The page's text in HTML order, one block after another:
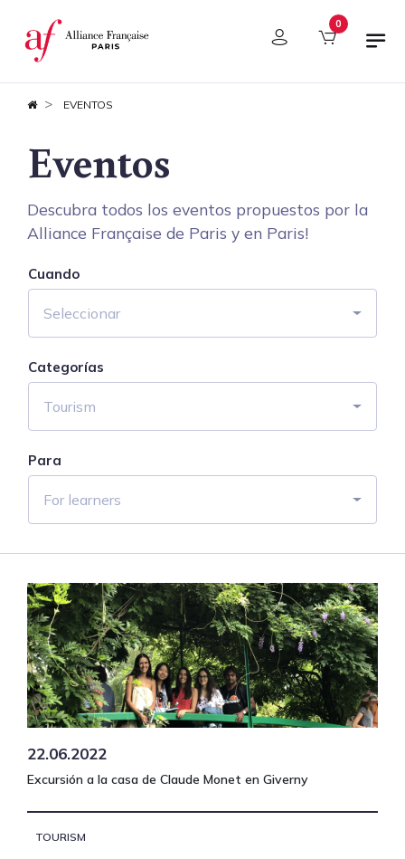
Panel de gestión de cookies 0
EVENTOS
Eventos
Descubra todos los eventos propuestos por la
Alliance Française de Paris y en Paris!
Cuando
Seleccionar
Categorías
Tourism
Para
For learners
22.06.2022
Excursión a la casa de Claude Monet en Giverny
TOURISM